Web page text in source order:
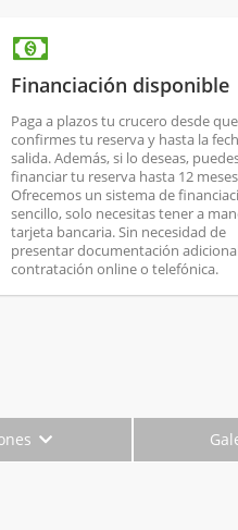
Financiación disponible
Paga a plazos tu crucero desde que
confirmes tu reserva y hasta la
salida. Además, si lo deseas,
financiar tu reserva hasta 12
Ofrecemos un sistema de
sencillo, solo necesitas tener a
tarjeta bancaria. Sin necesidad de
presentar documentación
contratación online o telefónica.